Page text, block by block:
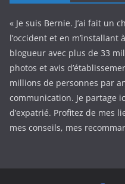
« Je suis Bernie. J’ai fait un
l’occident et en m’installant
blogueur avec plus de 33
photos et avis
millions de personnes par
communication. Je partage
d’expatrié. Profitez de mes
mes conseils, mes